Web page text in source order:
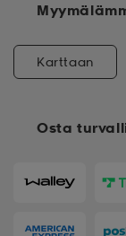
Osta
Karttaan